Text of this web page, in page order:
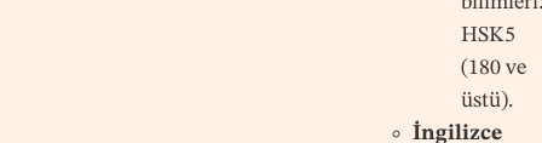
HSK5
(180 ve
üstü).
İngilizce